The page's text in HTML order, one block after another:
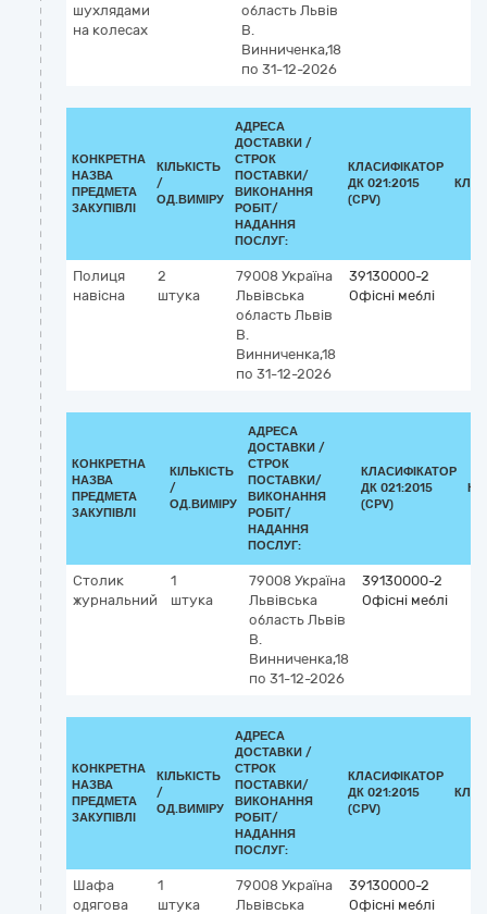
шухлядами
на колесах
область Львів
В.
Винниченка,18
по 31-12-2026
КОНКРЕТНА
НАЗВА
ПРЕДМЕТА
ЗАКУПІВЛІ
КІЛЬКІСТЬ
/
ОД.ВИМІРУ
АДРЕСА
ДОСТАВКИ /
СТРОК
ПОСТАВКИ/
ВИКОНАННЯ
РОБІТ/
НАДАННЯ
ПОСЛУГ:
КЛАСИФІКАТОР
ДК 021:2015
(CPV)
Полиця
навісна
2
штука
79008 Україна
Львівська
область Львів
В.
Винниченка,18
по 31-12-2026
39130000-2
Офісні меблі
КОНКРЕТНА
НАЗВА
ПРЕДМЕТА
ЗАКУПІВЛІ
КІЛЬКІСТЬ
/
ОД.ВИМІРУ
АДРЕСА
ДОСТАВКИ /
СТРОК
ПОСТАВКИ/
ВИКОНАННЯ
РОБІТ/
НАДАННЯ
ПОСЛУГ:
КЛАСИФІКАТОР
ДК 021:2015
(CPV)
Столик
журнальний
1
штука
79008 Україна
Львівська
область Львів
В.
Винниченка,18
по 31-12-2026
39130000-2
Офісні меблі
КОНКРЕТНА
НАЗВА
ПРЕДМЕТА
ЗАКУПІВЛІ
КІЛЬКІСТЬ
/
ОД.ВИМІРУ
АДРЕСА
ДОСТАВКИ /
СТРОК
ПОСТАВКИ/
ВИКОНАННЯ
РОБІТ/
НАДАННЯ
ПОСЛУГ:
КЛАСИФІКАТОР
ДК 021:2015
(CPV)
Шафа
одягова
1
штука
79008 Україна
Львівська
39130000-2
Офісні меблі